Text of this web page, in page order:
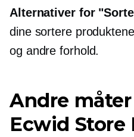
Alternativer for
dine sortere
og andre forhold.
Andre
Ecwid Store